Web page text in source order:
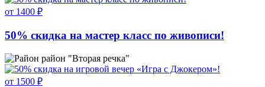
от 1400 ₽
50% скидка на мастер класс по живописи!
район "Вторая речка"
от 1500 ₽